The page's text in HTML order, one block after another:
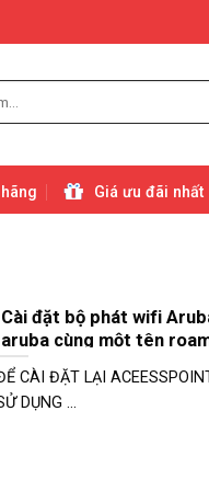
Giá ưu đãi nhất
Cài đặt bộ phát wifi
aruba cùng một tên
di chuyển giữa các điểm
CÀI ĐẶT LẠI
DỤNG ...